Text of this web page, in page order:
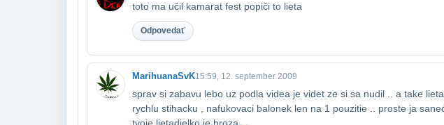
toto ma učil kamarat fest popiči to lieta
Odpovedať
MarihuanaSvK15:59, 12. september 2009
sprav si zabavu lebo uz podla videa je videt ze si sa nudil .. a take
rychlu stihacku , nafukovaci balonek len na 1 pouzitie .. proste ja